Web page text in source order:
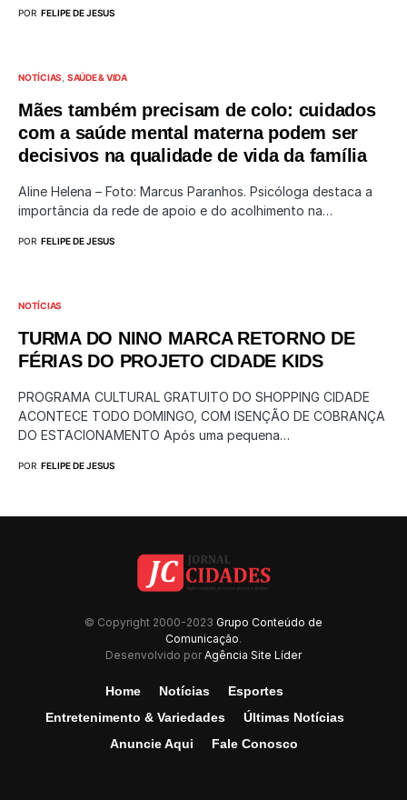
POR FELIPE DE JESUS
NOTÍCIAS SAÚDE & VIDA
Mães também precisam de colo: cuidados
com a saúde mental materna podem ser
decisivos na qualidade de vida da família
Aline Helena – Foto: Marcus Paranhos. Psicóloga destaca a
importância da rede de apoio e do acolhimento na…
POR FELIPE DE JESUS
NOTÍCIAS
TURMA DO NINO MARCA RETORNO DE
FÉRIAS DO PROJETO CIDADE KIDS
PROGRAMA CULTURAL GRATUITO DO SHOPPING CIDADE
ACONTECE TODO DOMINGO, COM ISENÇÃO DE COBRANÇA
DO ESTACIONAMENTO Após uma pequena…
POR FELIPE DE JESUS
© Copyright 2000-2023 Grupo Conteúdo de
Comunicação.
Desenvolvido por Agência Site Líder
Home Notícias
Esportes
Entretenimento & Variedades
Últimas Notícias
Anuncie Aqui
Fale Conosco